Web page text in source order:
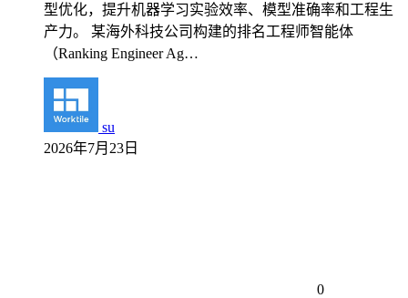
型优化，提升机器学习实验效率、模型准确率和工程生
产力。 某海外科技公司构建的排名工程师智能体
（Ranking Engineer Ag…
su
2026年7月23日
0